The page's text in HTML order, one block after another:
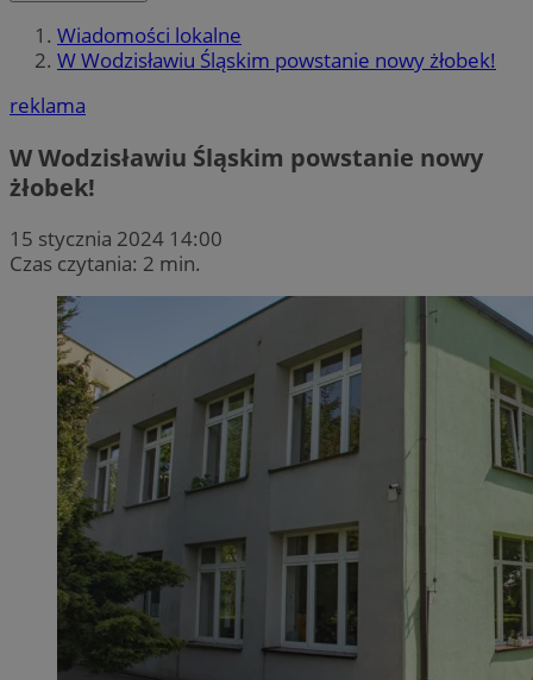
Wiadomości lokalne
W Wodzisławiu Śląskim powstanie nowy żłobek!
reklama
W Wodzisławiu Śląskim powstanie nowy
żłobek!
15 stycznia 2024 14:00
Czas czytania: 2 min.